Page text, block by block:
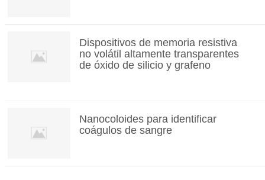
Dispositivos de memoria resistiva
no volátil altamente transparentes
de óxido de silicio y grafeno
Nanocoloides para identificar
coágulos de sangre